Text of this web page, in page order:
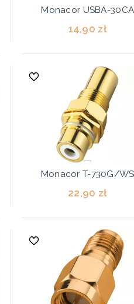
Monacor USBA-30CA
14,90 zł
Monacor T-730G/WS
22,90 zł